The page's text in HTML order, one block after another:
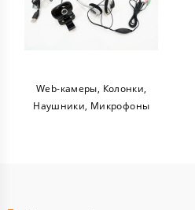
Web-камеры, Колонки,
Наушники, Микрофоны